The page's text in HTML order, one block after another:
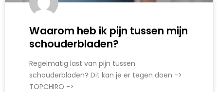
Waarom heb ik pijn tussen mijn
schouderbladen?
Regelmatig last van pijn tussen
schouderbladen? Dit kan je er tegen doen ->
TOPCHIRO ->